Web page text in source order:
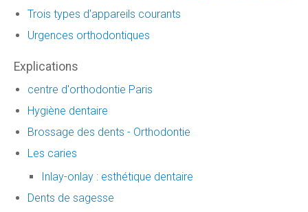
Trois types d'appareils courants
Urgences orthodontiques
Explications
centre d'orthodontie Paris
Hygiène dentaire
Brossage des dents - Orthodontie
Les caries
Inlay-onlay : esthétique dentaire
Dents de sagesse